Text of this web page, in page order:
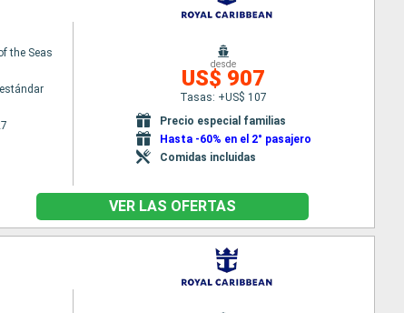
the Seas
desde
US$ 907
Tasas: +US$ 107
Precio especial familias
Hasta -60% en el 2° pasajero
Comidas incluidas
VER LAS OFERTAS